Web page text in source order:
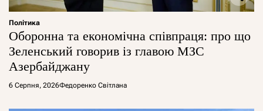
Політика
Оборонна та економічна співпраця: про що
Зеленський говорив із главою МЗС
Азербайджану
6 Серпня, 2026Федоренко Світлана